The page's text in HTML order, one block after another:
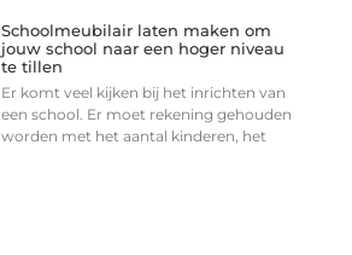
Schoolmeubilair laten maken om
jouw school naar een hoger niveau
te tillen
Er komt veel kijken bij het inrichten van
een school. Er moet rekening gehouden
worden met het aantal kinderen, het